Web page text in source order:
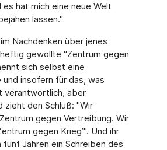
hat mich eine neue Welt
lassen."
Nachdenken über jenes
gewollte "Zentrum gegen
sich selbst eine
und insofern für das, was
verantwortlich, aber
zieht den Schluß: "Wir
gegen Vertreibung. Wir
gegen Krieg’". Und ihr
Jahren ein Schreiben des